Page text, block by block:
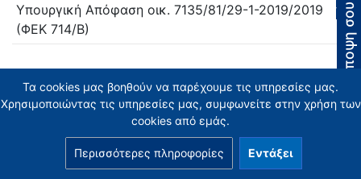
Υπουργική Απόφαση οικ. 7135/81/29-1-2019/2019
(ΦΕΚ 714/Β)
Κατηγορίες
Είδος διαδικασίας
Άδειες λειτουργίας
Τα cookies μας βοηθούν να παρέχουμε τις υπηρεσίες μας.
Χρησιμοποιώντας τις υπηρεσίες μας, συμφωνείτε στην χρήση των
cookies από εμάς.
Περισσότερες πληροφορίες Εντάξει
Η άποψη σου